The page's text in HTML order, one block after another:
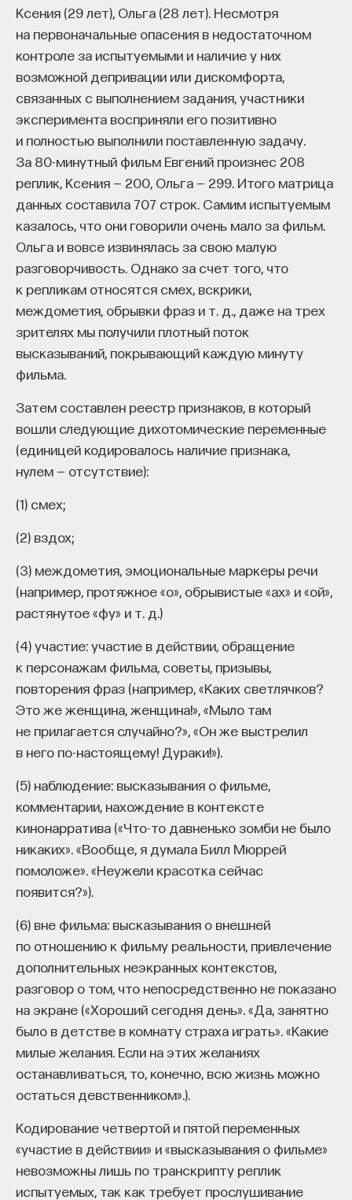
Ксения (29 лет), Ольга (28 лет). Несмотря
на первоначальные опасения в недостаточном
контроле за испытуемыми и наличие у них
возможной депривации или дискомфорта,
связанных с выполнением задания, участники
эксперимента восприняли его позитивно
и полностью выполнили поставленную задачу.
За 80-минутный фильм Евгений произнес 208
реплик, Ксения — 200, Ольга — 299. Итого матрица
данных составила 707 строк. Самим испытуемым
казалось, что они говорили очень мало за фильм.
Ольга и вовсе извинялась за свою малую
разговорчивость. Однако за счет того, что
к репликам относятся смех, вскрики,
междометия, обрывки фраз и т. д., даже на трех
зрителях мы получили плотный поток
высказываний, покрывающий каждую минуту
фильма.
Затем составлен реестр признаков, в который
вошли следующие дихотомические переменные
(единицей кодировалось наличие признака,
нулем — отсутствие):
(1) смех;
(2) вздох;
(3) междометия, эмоциональные маркеры речи
(например, протяжное «о», обрывистые «ах» и «ой»,
растянутое «фу» и т. д.)
(4) участие: участие в действии, обращение
к персонажам фильма, советы, призывы,
повторения фраз (например, «Каких светлячков?
Это же женщина, женщина!», «Мыло там
не прилагается случайно?», «Он же выстрелил
в него по-настоящему! Дураки!»).
(5) наблюдение: высказывания о фильме,
комментарии, нахождение в контексте
кинонарратива («Что-то давненько зомби не было
никаких». «Вообще, я думала Билл Мюррей
помоложе». «Неужели красотка сейчас
появится?»).
(6) вне фильма: высказывания о внешней
по отношению к фильму реальности, привлечение
дополнительных неэкранных контекстов,
разговор о том, что непосредственно не показано
на экране («Хороший сегодня день». «Да, занятно
было в детстве в комнату страха играть». «Какие
милые желания. Если на этих желаниях
останавливаться, то, конечно, всю жизнь можно
остаться девственником».).
Кодирование четвертой и пятой переменных
«участие в действии» и «высказывания о фильме»
невозможны лишь по транскрипту реплик
испытуемых, так как требует прослушивание